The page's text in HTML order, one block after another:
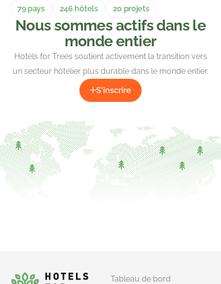
79 pays 246 hôtels 20 projets
Nous sommes actifs dans le
monde entier
Hotels for Trees soutient activement la transition vers
un secteur hôtelier plus durable dans le monde entier.
S'inscrire
Tableau de bord